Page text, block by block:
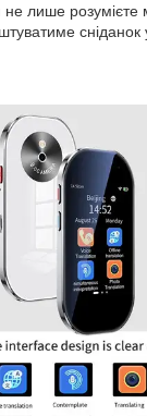
не лише розумієте
сніданок